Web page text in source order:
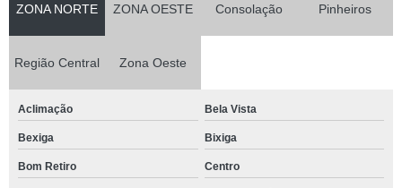
ZONA NORTE ZONA OESTE Consolação Pinheiros
Região Central Zona Oeste
Aclimação Bela Vista
Bexiga Bixiga
Bom Retiro Centro